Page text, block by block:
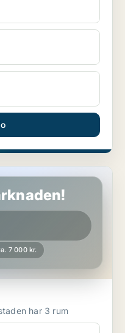
7 000 kr.
att hyra i Nässjö Bostaden har 3 rum